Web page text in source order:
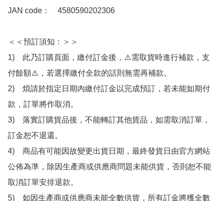
JAN code：　4580590202306
＜＜預訂須知：＞＞
1)　此乃訂購頁面，繳付訂金後，⚠️需取貨時進行補款，支
付餘額⚠️，若選擇繳付全款的話則無需再補款。
2)　煩請於指定日期內繳付訂金以完成預訂，若未能如期付
款，訂單將作取消。
3)　落實訂購貨品後，不能轉訂其他貨品，如需取消訂單，
訂金恕不退還。
4)　商品有可能因故變更出貨日期，最終發貨日由官方網站
公佈為準，除因生產商或供應商問題未能供貨，否則恕不能
取消訂單安排退款。
5)　如因生產商或供應商未能全數供貨，所有訂金將獲全數